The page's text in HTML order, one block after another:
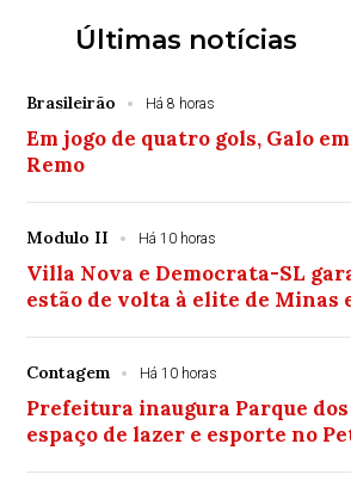
Últimas notícias
Brasileirão Há 8 horas
Em jogo de quatro gols, Galo
Remo
Modulo II Há 10 horas
Villa Nova e Democrata-SL
estão de volta à elite de Minas
Contagem Há 10 horas
Prefeitura inaugura Parque
espaço de lazer e esporte no